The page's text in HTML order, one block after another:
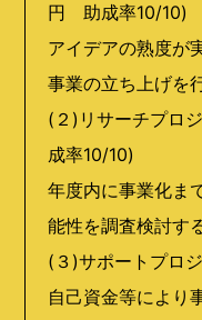
円 助成率10/10)
アイデアの熟度が
事業の立ち上げを
(２)リサーチプロ
成率10/10)
年度内に事業化ま
能性を調査検討す
(３)サポートプロ
自己資金等により